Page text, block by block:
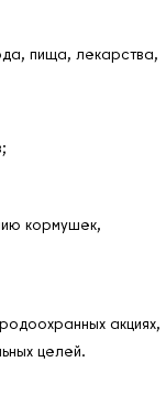
пища, лекарства,
кормушек,
акциях,
целей.